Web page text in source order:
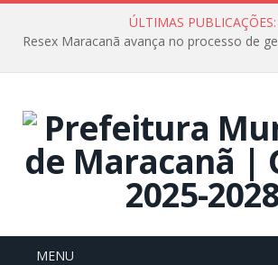
ÚLTIMAS PUBLICAÇÕES:
MENU